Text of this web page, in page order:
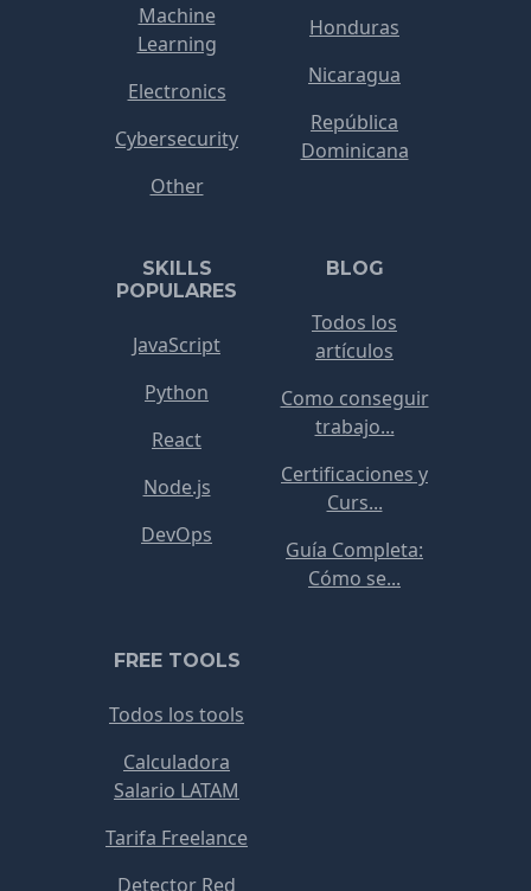
Machine
Learning
Electronics
Cybersecurity
Other
Honduras
Nicaragua
República
Dominicana
SKILLS
POPULARES
JavaScript
Python
React
Node.js
DevOps
BLOG
Todos los
artículos
Como conseguir
trabajo...
Certificaciones y
Curs...
Guía Completa:
Cómo se...
FREE TOOLS
Todos los tools
Calculadora
Salario LATAM
Tarifa Freelance
Detector Red